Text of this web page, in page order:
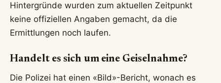
Hintergründe wurden zum aktuellen Zeitpunkt
keine offiziellen Angaben gemacht, da die
Ermittlungen noch laufen.
Handelt es sich um eine Geiselnahme?
Die Polizei hat einen «Bild»-Bericht, wonach es